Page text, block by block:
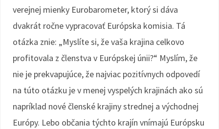
verejnej mienky Eurobarometer, ktorý si dáva
dvakrát ročne vypracovať Európska komisia. Tá
otázka znie: „Myslíte si, že vaša krajina celkovo
profitovala z členstva v Európskej únii?“ Myslím, že
nie je prekvapujúce, že najviac pozitívnych odpovedí
na túto otázku je v menej vyspelých krajinách ako sú
napríklad nové členské krajiny strednej a východnej
Európy. Lebo občania týchto krajín vnímajú Európsku